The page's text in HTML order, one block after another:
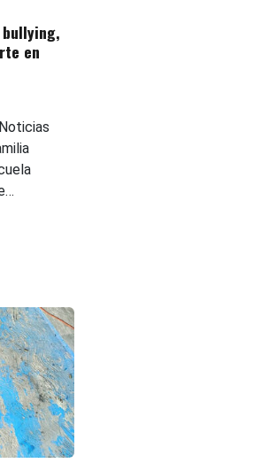
bullying,
en